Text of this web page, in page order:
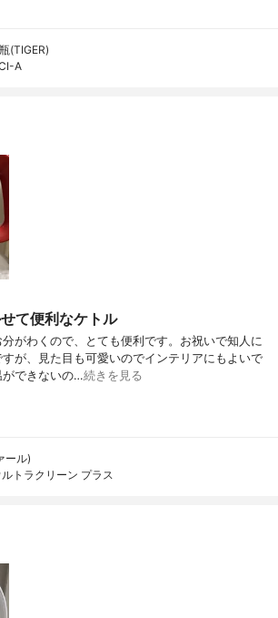
(TIGER)
A
て便利なケトル
がわくので、とても便利です。お祝いで知人に
が、見た目も可愛いのでインテリアにもよいで
ができないの…続きを見る
ール)
トラクリーン プラス